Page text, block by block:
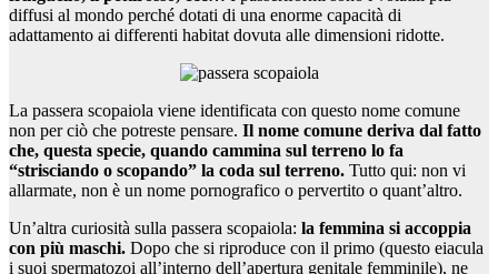
diffusi al mondo perché dotati di una enorme capacità di
adattamento ai differenti habitat dovuta alle dimensioni ridotte.
La passera scopaiola viene identificata con questo nome comune
non per ciò che potreste pensare. Il nome comune deriva dal fatto
che, questa specie, quando cammina sul terreno lo fa
“strisciando o scopando” la coda sul terreno. Tutto qui: non vi
allarmate, non è un nome pornografico o pervertito o quant’altro.
Un’altra curiosità sulla passera scopaiola: la femmina si accoppia
con più maschi. Dopo che si riproduce con il primo (questo eiacula
i suoi spermatozoi all’interno dell’apertura genitale femminile), ne